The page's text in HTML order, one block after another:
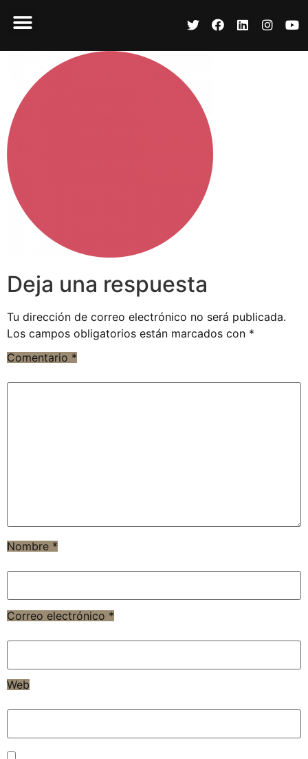
Deja una respuesta
Tu dirección de correo electrónico no será publicada.
Los campos obligatorios están marcados con *
Comentario *
Nombre *
Correo electrónico *
Web